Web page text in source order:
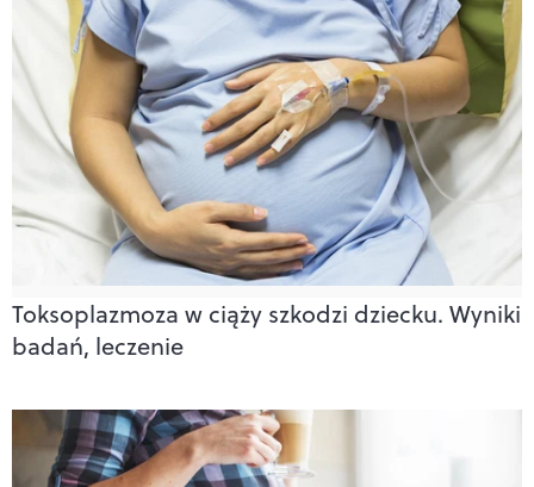
Toksoplazmoza w ciąży szkodzi dziecku. Wyniki
badań, leczenie